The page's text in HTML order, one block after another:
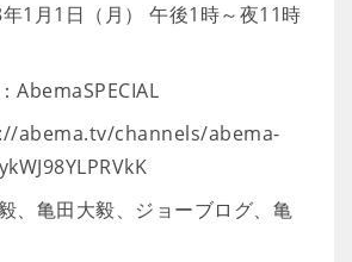
1月1日（月） 午後1時～夜11時
AbemaSPECIAL
abema.tv/channels/abema-
、亀田大毅、ジョーブログ、亀